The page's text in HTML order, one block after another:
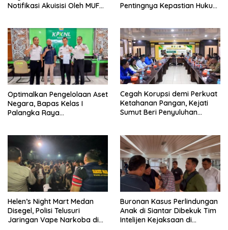
Notifikasi Akuisisi Oleh MUFG
Pentingnya Kepastian Hukum
Optimalkan Pengelolaan Aset
Negara, Bapas Kelas I
Palangka Raya
Cegah Korupsi demi Perkuat
Ketahanan Pangan, Kejati
Sumut Beri Penyuluhan
Helen’s Night Mart Medan
Disegel, Polisi Telusuri
Jaringan Vape Narkoba di
Buronan Kasus Perlindungan
Anak di Siantar Dibekuk Tim
Intelijen Kejaksaan di